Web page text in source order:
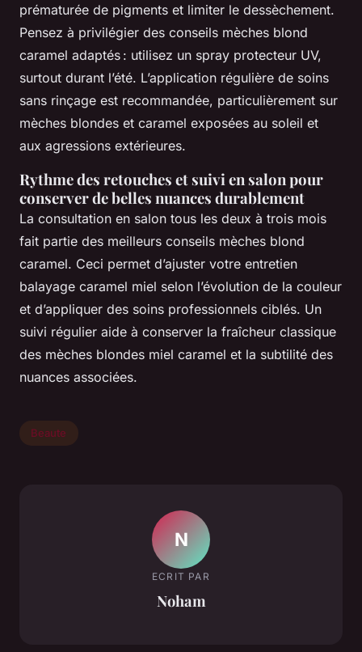
prématurée de pigments et limiter le dessèchement.
Pensez à privilégier des conseils mèches blond
caramel adaptés : utilisez un spray protecteur UV,
surtout durant l’été. L’application régulière de soins
sans rinçage est recommandée, particulièrement sur
mèches blondes et caramel exposées au soleil et
aux agressions extérieures.
Rythme des retouches et suivi en salon pour
conserver de belles nuances durablement
La consultation en salon tous les deux à trois mois
fait partie des meilleurs conseils mèches blond
caramel. Ceci permet d’ajuster votre entretien
balayage caramel miel selon l’évolution de la couleur
et d’appliquer des soins professionnels ciblés. Un
suivi régulier aide à conserver la fraîcheur classique
des mèches blondes miel caramel et la subtilité des
nuances associées.
Beaute
N
ECRIT PAR
Noham